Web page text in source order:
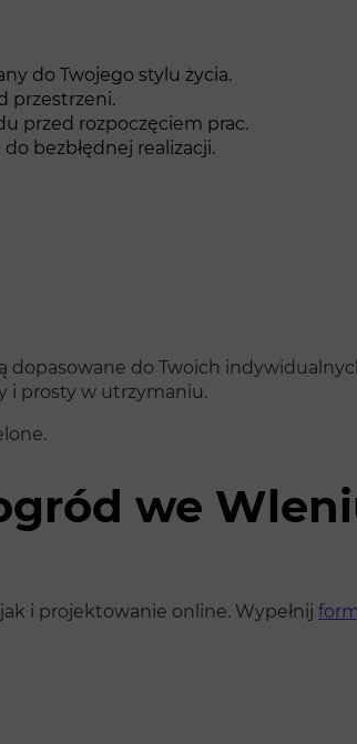
do Twojego stylu życia.
przestrzeni.
przed rozpoczęciem prac.
bezbłędnej realizacji.
dopasowane do Twoich
i prosty w utrzymaniu.
we
i projektowanie online. Wypełnij